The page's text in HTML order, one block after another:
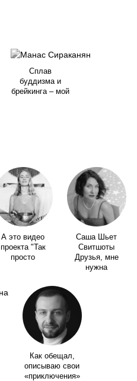
Сплав
буддизма и
брейкинга – мой
А это видео
проекта "Так
просто
Саша Шьет
Свитшоты
Друзья, мне
нужна
Как обещал,
описываю свои
«приключения»